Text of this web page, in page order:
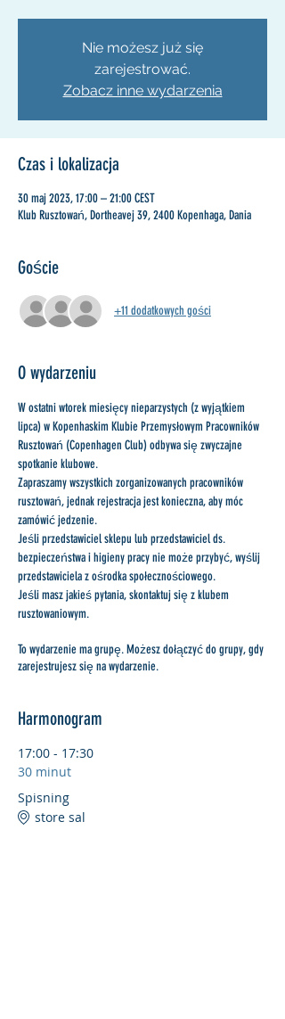
Nie możesz już się
zarejestrować.
Zobacz inne wydarzenia
Czas i lokalizacja
30 maj 2023, 17:00 – 21:00 CEST
Klub Rusztowań, Dortheavej 39, 2400 Kopenhaga, Dania
Goście
+11 dodatkowych gości
O wydarzeniu
W ostatni wtorek miesięcy nieparzystych (z wyjątkiem
lipca) w Kopenhaskim Klubie Przemysłowym Pracowników
Rusztowań (Copenhagen Club) odbywa się zwyczajne
spotkanie klubowe.
Zapraszamy wszystkich zorganizowanych pracowników
rusztowań, jednak rejestracja jest konieczna, aby móc
zamówić jedzenie.
Jeśli przedstawiciel sklepu lub przedstawiciel ds.
bezpieczeństwa i higieny pracy nie może przybyć, wyślij
przedstawiciela z ośrodka społecznościowego.
Jeśli masz jakieś pytania, skontaktuj się z klubem
rusztowaniowym.
To wydarzenie ma grupę. Możesz dołączyć do grupy, gdy
zarejestrujesz się na wydarzenie.
Harmonogram
17:00 - 17:30
30 minut
Spisning
store sal